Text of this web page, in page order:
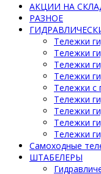
АКЦИИ НА
РАЗНОЕ
Тележки
Тележки
Тележки
Тележки
Тележки с
Тележки
Тележки
Тележки
Тележки
Самоходные
ШТАБЕЛЕРЫ